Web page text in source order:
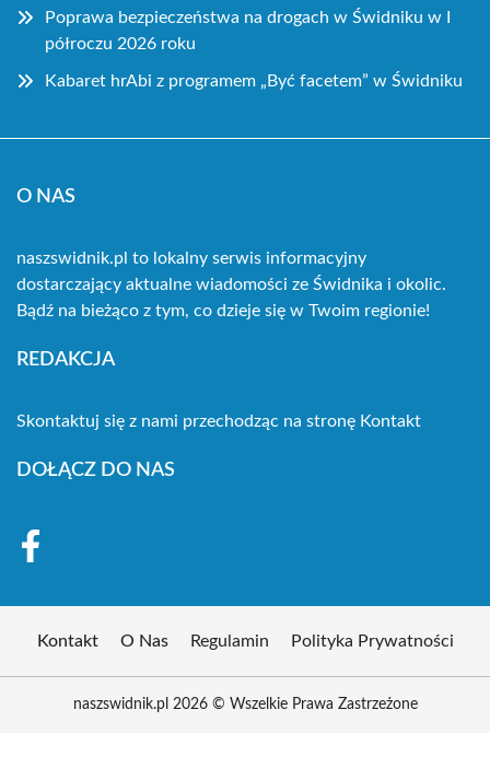
Poprawa bezpieczeństwa na drogach w Świdniku w I
półroczu 2026 roku
Kabaret hrAbi z programem „Być facetem” w Świdniku
O NAS
naszswidnik.pl to lokalny serwis informacyjny
dostarczający aktualne wiadomości ze Świdnika i okolic.
Bądź na bieżąco z tym, co dzieje się w Twoim regionie!
REDAKCJA
Skontaktuj się z nami przechodząc na stronę Kontakt
DOŁĄCZ DO NAS
Kontakt O Nas Regulamin Polityka Prywatności
naszswidnik.pl 2026 © Wszelkie Prawa Zastrzeżone